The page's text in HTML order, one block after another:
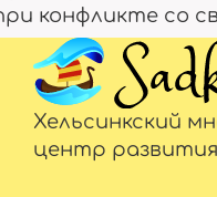
конфликте со
Хельсинкский
центр